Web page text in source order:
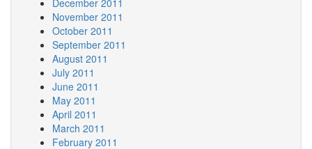
December 2011
November 2011
October 2011
September 2011
August 2011
July 2011
June 2011
May 2011
April 2011
March 2011
February 2011